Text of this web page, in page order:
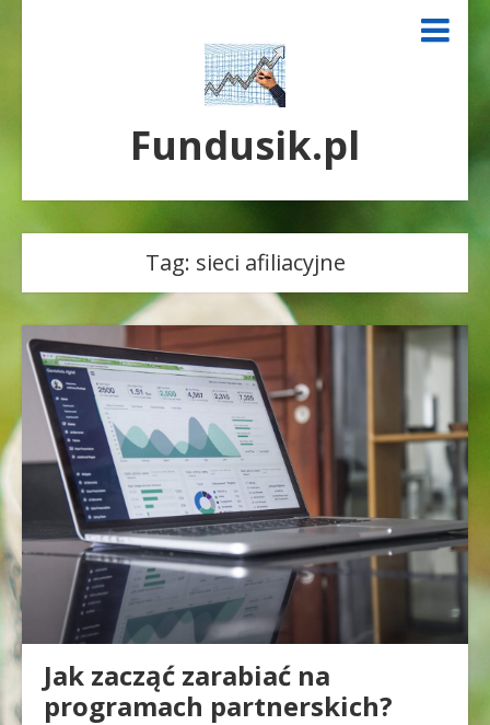
Fundusik.pl
Tag: sieci afiliacyjne
Jak zacząć zarabiać na
programach partnerskich?